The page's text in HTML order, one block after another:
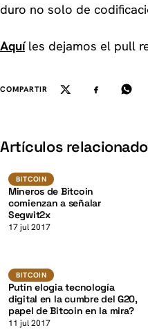
duro no solo de
Aquíles dejamos el pull
COMPARTIR
Artículos
BITCOIN BTC
BITCOIN
Mineros de Bitcoin
comienzan a señalar
Segwit2x
17 jul 2017
BITCOIN K
BITCOIN
Putin elogia tecnología
digital en la cumbre del G20,
papel de Bitcoin en la mira?
11 jul 2017